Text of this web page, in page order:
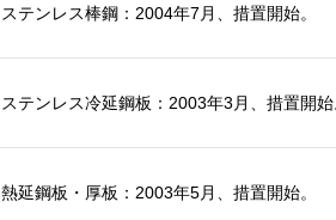
ステンレス棒鋼：2004年7月、措置開始。
ステンレス冷延鋼板：2003年3月、措置開
熱延鋼板・厚板：2003年5月、措置開始。